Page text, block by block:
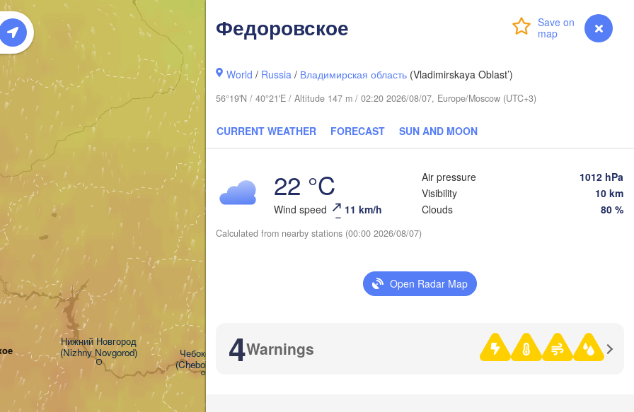
myVentusky Forecast
Федоровское
World / Russia / Владимирская область (Vladimirskaya Oblast’)
56°19'N / 40°21'E / Altitude 147 m / 02:20 2026/08/07, Europe/Moscow (UTC+3)
CURRENT WEATHER FORECAST SUN AND MOON
22 °C
Wind speed 11 km/h
Air pressure
1012 hPa
Visibility
10 km
Clouds
80 %
Calculated from nearby stations (00:00 2026/08/07)
Open Radar Map
4Warnings
Нижний Новгород
(Nizhny Novgorod)
Киров
(Kirov)
Чебоксары
(Cheboksary)